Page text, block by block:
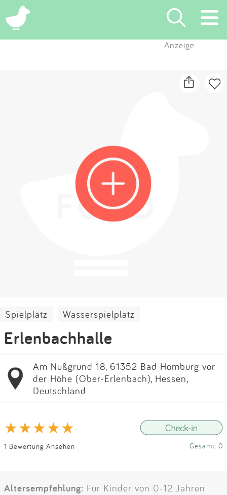
×
Blog
Partner
Kontakt
Impressum
Anzeige
Spielplatz Wasserspielplatz
Erlenbachhalle
Am Nußgrund 18, 61352 Bad Homburg vor
der Höhe (Ober-Erlenbach), Hessen,
Deutschland
1 Bewertung Ansehen Gesamt: 0
Altersempfehlung: Für Kinder von 0-12 Jahren